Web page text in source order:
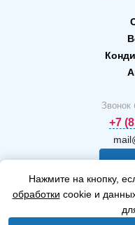
Звонок
+7
Нажмите на кнопку,
обработки cookie и